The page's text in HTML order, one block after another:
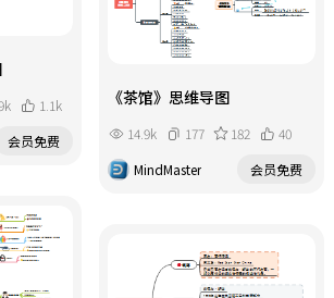
1.1k
会员免费
《茶馆》思维导图
14.9k 177 182
40
MindMaster
会员免费